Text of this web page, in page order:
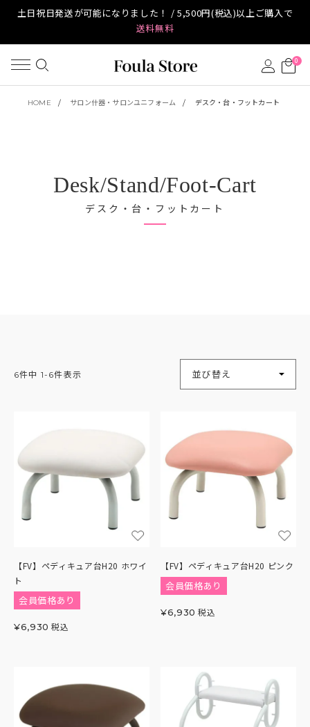
土日祝日発送が可能になりました！ / 5,500円(税込)以上ご購入で
送料無料
0
HOME サロン什器・サロンユニフォーム デスク・台・フットカート
Desk/Stand/Foot-Cart
デスク・台・フットカート
並び替え
6件中 1- 6件表示
【FV】ペディキュア台H20 ホワイ
ト
会員価格あり
¥6,930 税込
【FV】ペディキュア台H20 ピンク
会員価格あり
¥6,930 税込